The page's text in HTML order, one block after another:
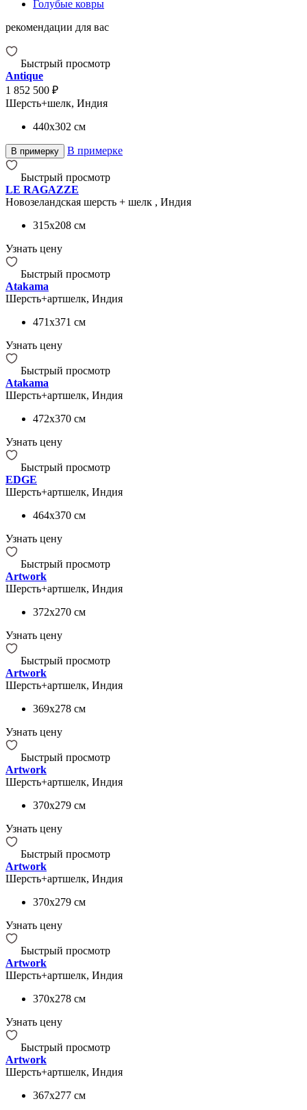
Голубые ковры
рекомендации для вас
Быстрый просмотр
Antique
1 852 500 ₽
Шерсть+шелк, Индия
440x302 см
В примерку В примерке
Быстрый просмотр
LE RAGAZZE
Новозеландская шерсть + шелк , Индия
315x208 см
Узнать цену
Быстрый просмотр
Atakama
Шерсть+артшелк, Индия
471x371 см
Узнать цену
Быстрый просмотр
Atakama
Шерсть+артшелк, Индия
472x370 см
Узнать цену
Быстрый просмотр
EDGE
Шерсть+артшелк, Индия
464x370 см
Узнать цену
Быстрый просмотр
Artwork
Шерсть+артшелк, Индия
372x270 см
Узнать цену
Быстрый просмотр
Artwork
Шерсть+артшелк, Индия
369x278 см
Узнать цену
Быстрый просмотр
Artwork
Шерсть+артшелк, Индия
370x279 см
Узнать цену
Быстрый просмотр
Artwork
Шерсть+артшелк, Индия
370x279 см
Узнать цену
Быстрый просмотр
Artwork
Шерсть+артшелк, Индия
370x278 см
Узнать цену
Быстрый просмотр
Artwork
Шерсть+артшелк, Индия
367x277 см